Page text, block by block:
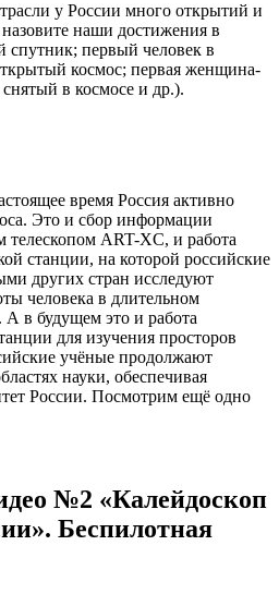
у России много открытий и
наши достижения в
спутник; первый человек в
космос; первая женщина-
в космосе и др.).
время Россия активно
Это и сбор информации
телескопом ART-XC, и работа
станции, на которой российские
других стран исследуют
человека в длительном
в будущем это и работа
для изучения просторов
учёные продолжают
науки, обеспечивая
России. Посмотрим ещё одно
№2 «Калейдоскоп
Беспилотная